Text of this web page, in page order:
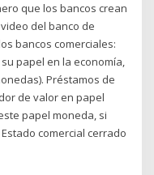
que los bancos crean
del banco de
bancos comerciales:
papel en la economía,
Préstamos de
de valor en papel
papel moneda, si
comercial cerrado